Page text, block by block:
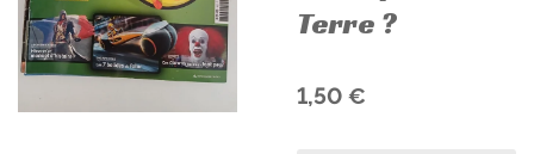
Terre ?
1,50 €